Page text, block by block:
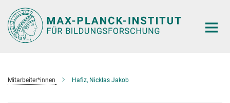
Hauptinhalt
Mitarbeiter*innen Hafiz, Nicklas Jakob